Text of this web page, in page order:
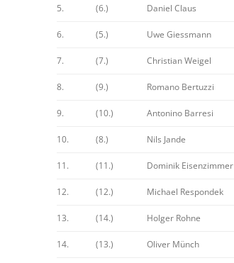
5. (6.) Daniel Claus
6. (5.) Uwe Giessmann
7. (7.) Christian Weigel
8. (9.) Romano Bertuzzi
9. (10.) Antonino Barresi
10. (8.) Nils Jande
11. (11.) Dominik Eisenzimmer
12. (12.) Michael Respondek
13. (14.) Holger Rohne
14. (13.) Oliver Münch